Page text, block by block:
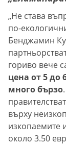
„Не става
по-
Бенджамин
гориво вече
цена от 5 до
много бързо
върху
изкопаемите
около 3.50